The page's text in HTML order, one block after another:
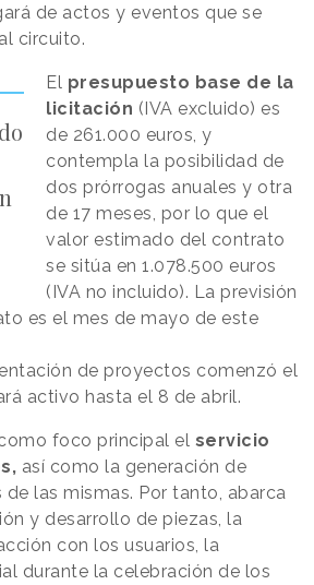
de actos y eventos que se
circuito.
El presupuesto base de la
licitación (IVA excluido) es
de 261.000 euros, y
contempla la posibilidad de
dos prórrogas anuales y otra
de 17 meses, por lo que el
valor estimado del contrato
se sitúa en 1.078.500 euros
(IVA no incluido). La previsión
es el mes de mayo de este
de proyectos comenzó el
activo hasta el 8 de abril.
foco principal el servicio
así como la generación de
las mismas. Por tanto, abarca
y desarrollo de piezas, la
con los usuarios, la
durante la celebración de los